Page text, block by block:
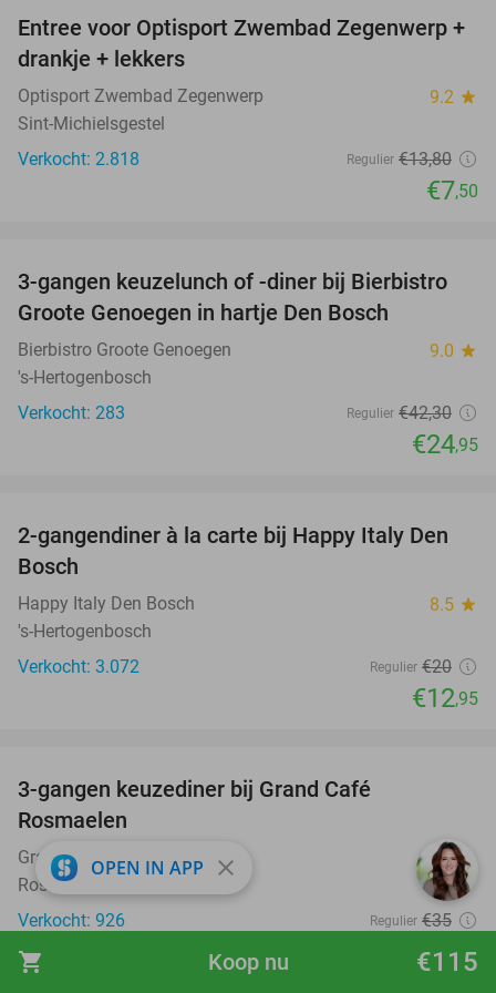
shopping_cart €115
Koop nu
46%
Entree voor Optisport Zwembad Zegenwerp +
drankje + lekkers
Optisport Zwembad Zegenwerp 9.2 star
Sint-Michielsgestel
Verkocht: 2.818
Regulier €13,80
€7,50
41%
3-gangen keuzelunch of -diner bij Bierbistro
Groote Genoegen in hartje Den Bosch
Bierbistro Groote Genoegen 9.0 star
's-Hertogenbosch
Verkocht: 283
Regulier €42,30
€24,95
35%
2-gangendiner à la carte bij Happy Italy Den
Bosch
Happy Italy Den Bosch 8.5 star
's-Hertogenbosch
Verkocht: 3.072
Regulier €20
€12,95
3-gangen keuzediner bij Grand Café
Rosmaelen
Grand Café Rosmaelen 9.7star
Rosmalen
Verkocht: 926
Regulier €35
€25,95
OPEN IN APP close